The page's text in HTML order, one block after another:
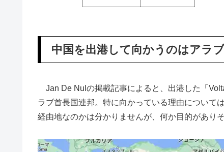
中国を出港して向かうのはアラ
Jan De Nulの掲載記事によると、出港した「
ラブ首長国連邦。特に向かっている理由について
経由地なのかは分かりませんが、何か目的があり